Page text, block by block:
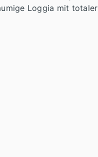
Loggia mit totaler